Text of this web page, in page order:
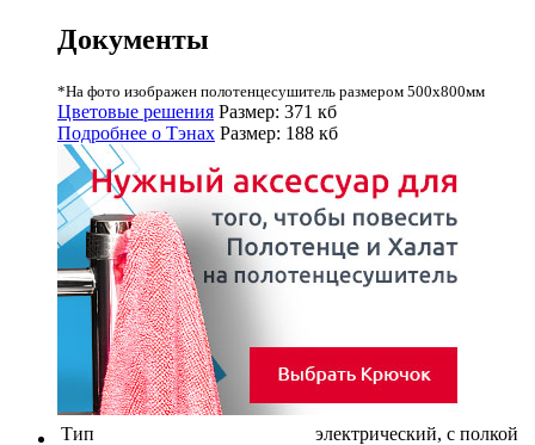
Документы
*На фото изображен полотенцесушитель размером 500х800мм
Цветовые решения Размер: 371 кб
Подробнее о Тэнах Размер: 188 кб
Тип
электрический, с полкой